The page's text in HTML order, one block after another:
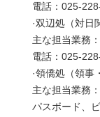
電話：025-
·双辺処（対日
主な担当業務
電話：025-
·領僑処（領事
主な担当業務
パスボード、